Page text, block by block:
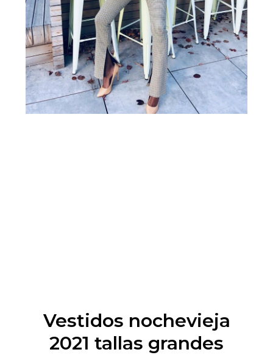
Vestidos nochevieja
2021 tallas grandes